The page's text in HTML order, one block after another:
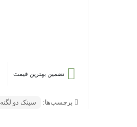
تضمین بهترین قیمت
برچسب‌ها: سینک دو لگنه